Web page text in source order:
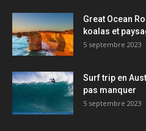
Great Ocean
koalas et
5 septembre 2023
Surf trip en
pas manquer
5 septembre 2023